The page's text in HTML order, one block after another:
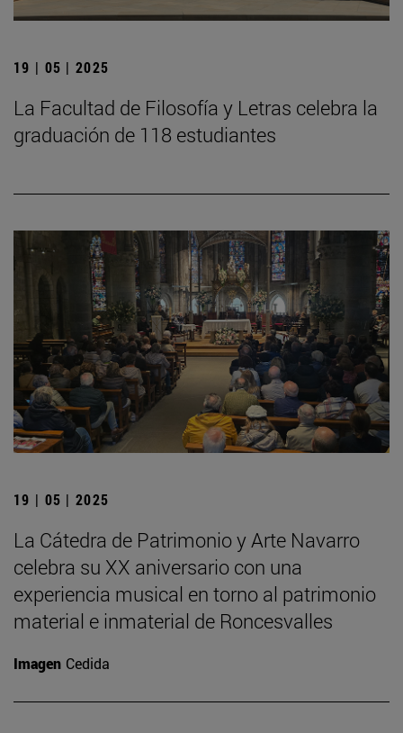
19 | 05 | 2025
La Facultad de Filosofía y Letras celebra la
graduación de 118 estudiantes
19 | 05 | 2025
La Cátedra de Patrimonio y Arte Navarro
celebra su XX aniversario con una
experiencia musical en torno al patrimonio
material e inmaterial de Roncesvalles
Imagen Cedida